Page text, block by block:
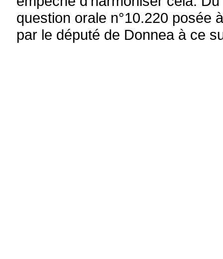
question orale n°10.220 posée
par le député de Donnea à ce